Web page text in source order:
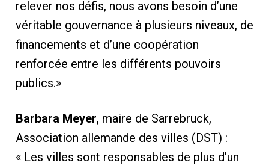
relever nos défis, nous avons besoin d’une
véritable gouvernance à plusieurs niveaux, de
financements et d’une coopération
renforcée entre les différents pouvoirs
publics.»
Barbara Meyer, maire de Sarrebruck,
Association allemande des villes (DST) :
« Les villes sont responsables de plus d’un